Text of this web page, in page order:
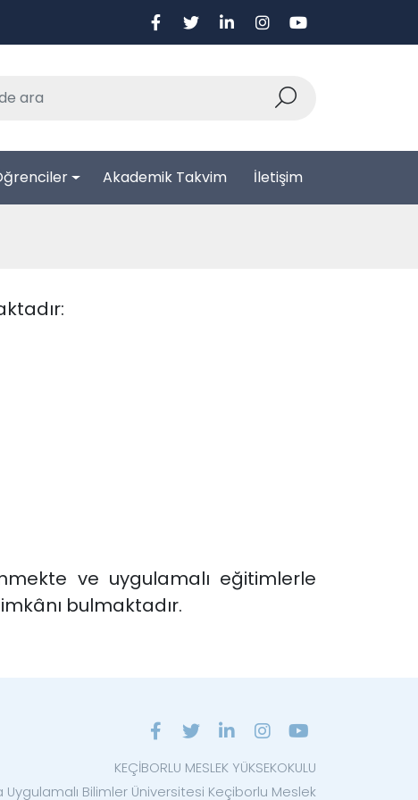
Akademik Takvim İletişim
ve uygulamalı eğitimlerle
bulmaktadır.
KEÇİBORLU MESLEK YÜKSEKOKULU
Uygulamalı Bilimler Üniversitesi Keçiborlu Meslek